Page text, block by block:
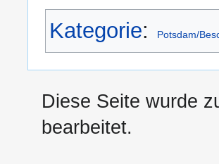
Kategorie: Potsdam/
Diese Seite wurde
bearbeitet.